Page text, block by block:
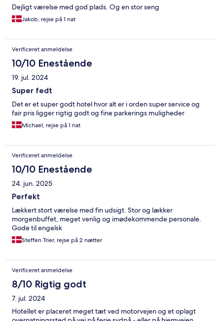
Dejligt værelse med god plads. Og en stor seng
Jakob, rejse på 1 nat
Verificeret anmeldelse
10/10 Enestående
19. jul. 2024
Super fedt
Det er et super godt hotel hvor alt er i orden super service og
fair pris ligger rigtig godt og fine parkerings muligheder
Michael, rejse på 1 nat
Verificeret anmeldelse
10/10 Enestående
24. jun. 2025
Perfekt
Lækkert stort værelse med fin udsigt. Stor og lækker
morgenbuffet, meget venlig og imødekommende personale.
Gode til engelsk
Steffen Trier, rejse på 2 nætter
Verificeret anmeldelse
8/10 Rigtig godt
7. jul. 2024
Hotellet er placeret meget tæt ved motorvejen og et oplagt